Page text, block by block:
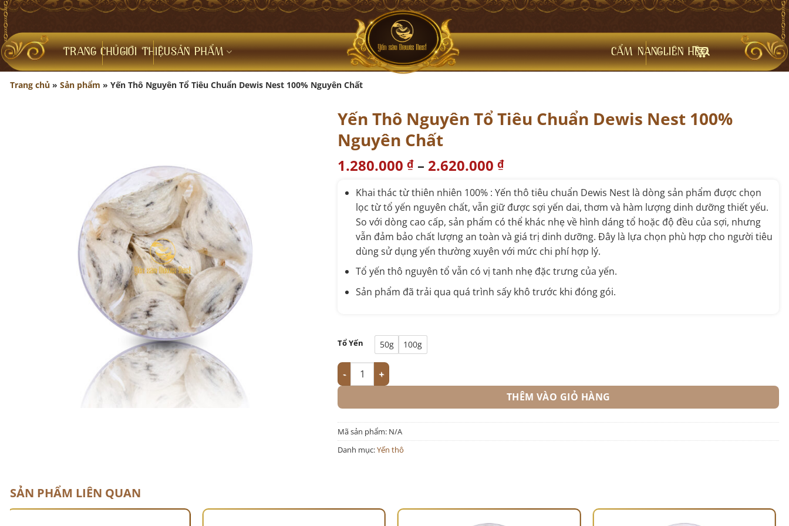
Bỏ
qua
nội
dung
TRANG CHỦGIỚI THIỆUSẢN PHẨM CẨM NANGLIÊN HỆ
Trang chủ » Sản phẩm » Yến Thô Nguyên Tổ Tiêu Chuẩn Dewis Nest 100% Nguyên Chất
Yến Thô Nguyên Tổ Tiêu Chuẩn Dewis Nest 100%
Nguyên Chất
1.280.000₫ – 2.620.000₫
Khai thác từ thiên nhiên 100% : Yến thô tiêu chuẩn Dewis Nest là dòng sản phẩm được chọn
lọc từ tổ yến nguyên chất, vẫn giữ được sợi yến dai, thơm và hàm lượng dinh dưỡng thiết yếu.
So với dòng cao cấp, sản phẩm có thể khác nhẹ về hình dáng tổ hoặc độ đều của sợi, nhưng
vẫn đảm bảo chất lượng an toàn và giá trị dinh dưỡng. Đây là lựa chọn phù hợp cho người tiêu
dùng sử dụng yến thường xuyên với mức chi phí hợp lý.
Tổ yến thô nguyên tổ vẫn có vị tanh nhẹ đặc trưng của yến.
Sản phẩm đã trải qua quá trình sấy khô trước khi đóng gói.
Tổ Yến 50g 100g
Yến Thô Nguyên Tổ Tiêu Chuẩn Dewis Nest 100% Nguyên Chất số lượng
THÊM VÀO GIỎ HÀNG
Mã sản phẩm: N/A
Danh mục:Yến thô
SẢN PHẨM LIÊN QUAN